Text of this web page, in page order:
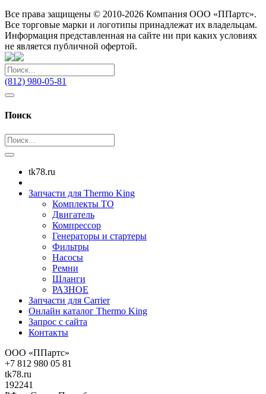
Все права защищены © 2010-2026 Компания ООО «ППартс».
Все торговые марки и логотипы принадлежат их владельцам.
Информация представленная на сайте ни при каких условиях
не является публичной офертой.
(812) 980-05-81
Поиск
tk78.ru
Запчасти для Thermo King
Комплекты ТО
Двигатель
Компрессор
Генераторы и стартеры
Фильтры
Насосы
Ремни
Шланги
РАЗНОЕ
Запчасти для Carrier
Онлайн каталог Thermo King
Запрос с сайта
Контакты
ООО «ППартс»
+7 812 980 05 81
tk78.ru
192241